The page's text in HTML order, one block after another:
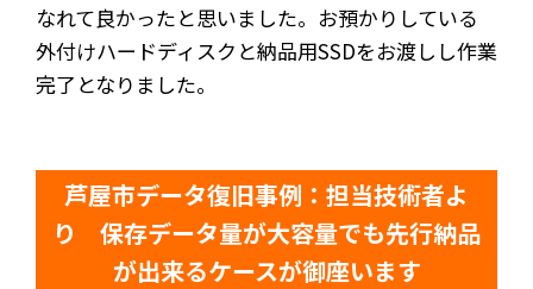
なれて良かったと思いました。お預かりしている
外付けハードディスクと納品用SSDをお渡しし作業
完了となりました。
芦屋市データ復旧事例：担当技術者よ
り 保存データ量が大容量でも先行納品
が出来るケースが御座います